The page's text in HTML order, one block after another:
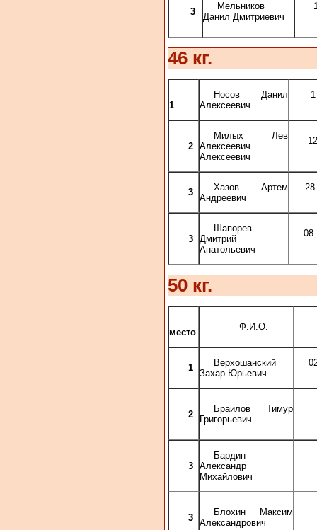
3
Мельников
Данил Дмитриевич
46 кг.
1
Носов Данил
Алексеевич
2
Милых Лев
Алексеевич
Алексеевич
3
Хазов Артем
Андреевич
3
Шапорев
Дмитрий
Анатольевич
50 кг.
место
Ф.И.О.
1
Верхошанский
Захар Юрьевич
2
Браилов Тимур
Григорьевич
3
Бардин
Александр
Михайлович
3
Блохин Максим
Александрович